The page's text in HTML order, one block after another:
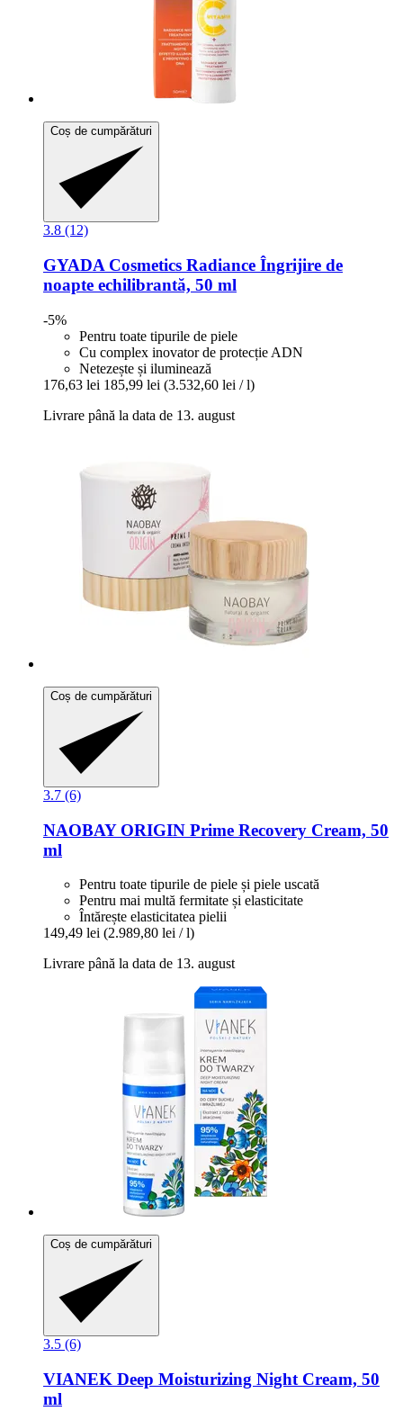
Coș de cumpărături
3.8 (12)
GYADA Cosmetics Radiance Îngrijire de
noapte echilibrantă, 50 ml
-5%
Pentru toate tipurile de piele
Cu complex inovator de protecție ADN
Netezește și iluminează
176,63 lei 185,99 lei (3.532,60 lei / l)
Livrare până la data de 13. august
Coș de cumpărături
3.7 (6)
NAOBAYORIGIN Prime Recovery Cream, 50
ml
Pentru toate tipurile de piele și piele uscată
Pentru mai multă fermitate și elasticitate
Întărește elasticitatea pielii
149,49 lei (2.989,80 lei / l)
Livrare până la data de 13. august
Coș de cumpărături
3.5 (6)
VIANEK Deep Moisturizing Night Cream, 50
ml